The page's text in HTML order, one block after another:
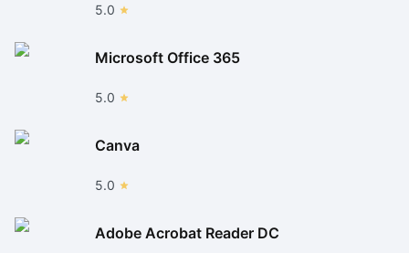
5.0
Microsoft Office 365
5.0
Canva
5.0
Adobe Acrobat Reader DC